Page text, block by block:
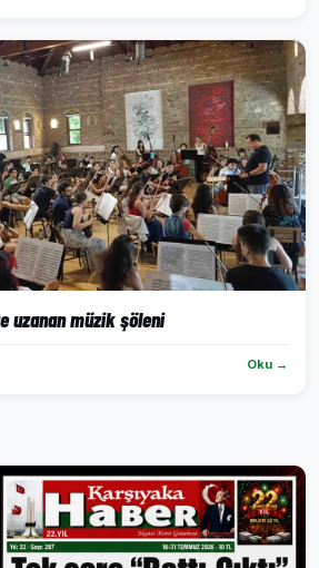
uzanan müzik şöleni
Oku →